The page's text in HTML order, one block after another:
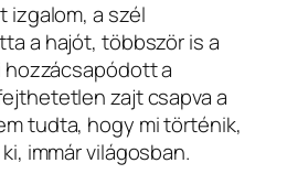
izgalom, a szél
a hajót, többször is a
hozzácsapódott a
zajt csapva a
tudta, hogy mi történik,
immár világosban.